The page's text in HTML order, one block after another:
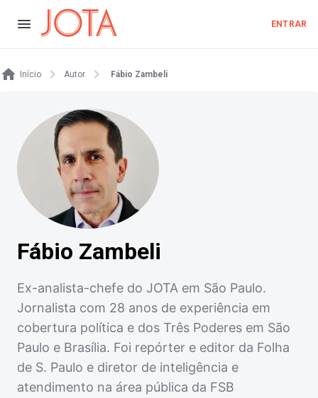
ENTRAR
Início Autor Fábio Zambeli
Fábio Zambeli
Ex-analista-chefe do JOTA em São Paulo.
Jornalista com 28 anos de experiência em
cobertura política e dos Três Poderes em São
Paulo e Brasília. Foi repórter e editor da Folha
de S. Paulo e diretor de inteligência e
atendimento na área pública da FSB